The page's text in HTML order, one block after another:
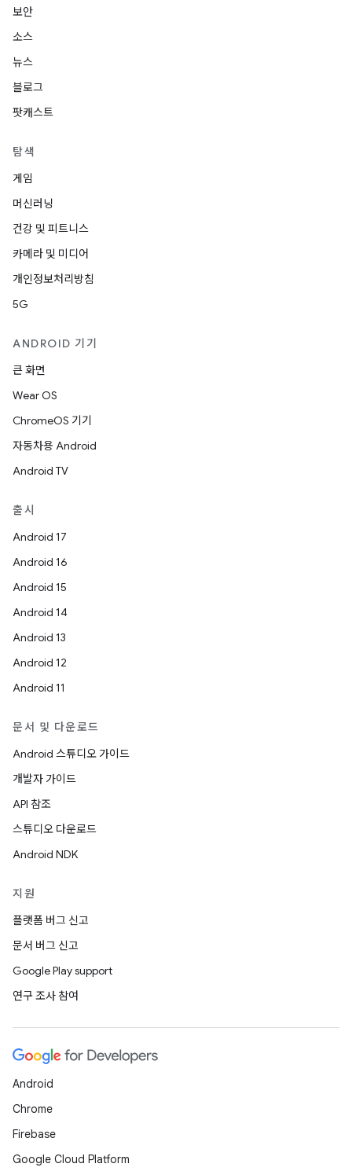
보안
소스
뉴스
블로그
팟캐스트
탐색
게임
머신러닝
건강 및 피트니스
카메라 및 미디어
개인정보처리방침
5G
ANDROID 기기
큰 화면
Wear OS
ChromeOS 기기
자동차용 Android
Android TV
출시
Android 17
Android 16
Android 15
Android 14
Android 13
Android 12
Android 11
문서 및 다운로드
Android 스튜디오 가이드
개발자 가이드
API 참조
스튜디오 다운로드
Android NDK
지원
플랫폼 버그 신고
문서 버그 신고
Google Play support
연구 조사 참여
Android
Chrome
Firebase
Google Cloud Platform